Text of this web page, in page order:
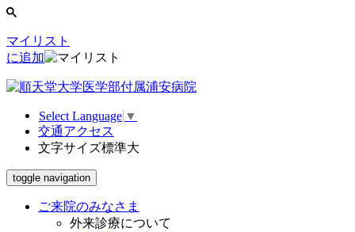
マイリスト
に追加
Select Language ▼
交通アクセス
文字サイズ標準大
toggle navigation
ご来院のみなさま
外来診療について